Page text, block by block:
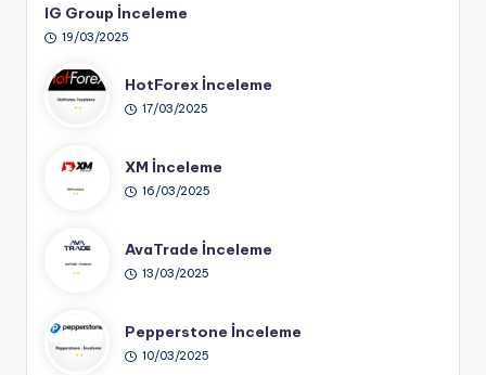
IG Group İnceleme
19/03/2025
HotForex İnceleme
17/03/2025
XM İnceleme
16/03/2025
AvaTrade İnceleme
13/03/2025
Pepperstone İnceleme
10/03/2025